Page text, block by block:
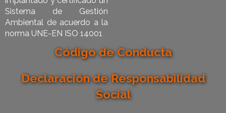
Sistema de Gestión
Ambiental de acuerdo a la
norma UNE-EN ISO 14001
Código de Conducta
Declaración de Responsabilidad
Social